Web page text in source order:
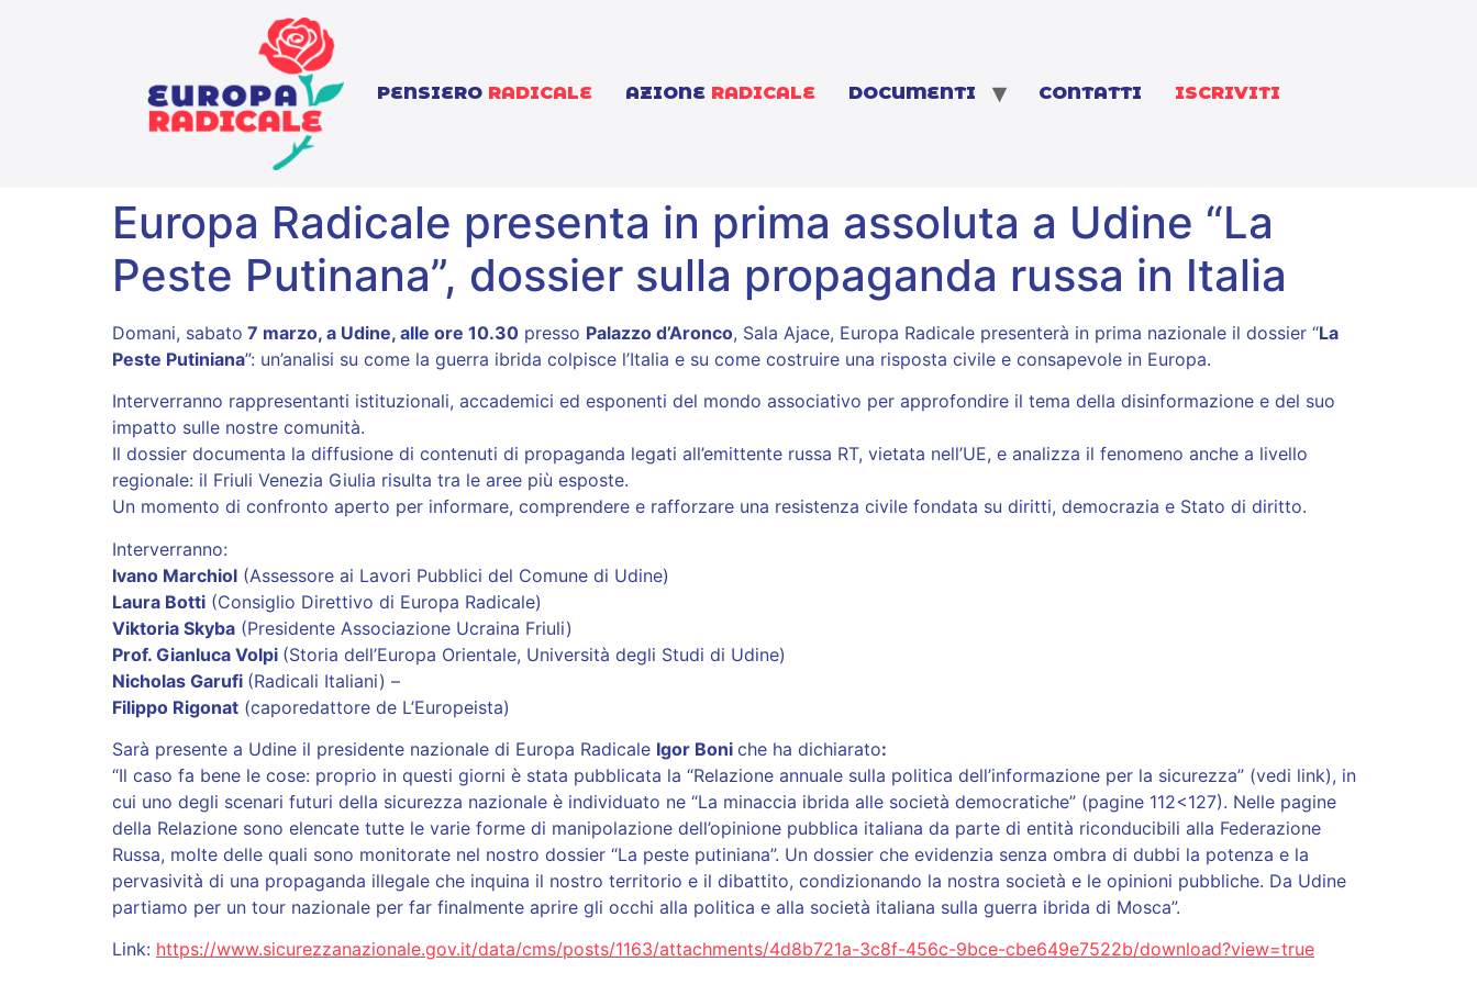
PENSIERO RADICALE AZIONE RADICALE DOCUMENTI CONTATTI ISCRIVITI
Europa Radicale presenta in prima assoluta a Udine “La
Peste Putinana”, dossier sulla propaganda russa in Italia
Domani, sabato 7 marzo, a Udine, alle ore 10.30 presso Palazzo d’Aronco, Sala Ajace, Europa Radicale presenterà in prima nazionale il dossier “La
Peste Putiniana”: un’analisi su come la guerra ibrida colpisce l’Italia e su come costruire una risposta civile e consapevole in Europa.
Interverranno rappresentanti istituzionali, accademici ed esponenti del mondo associativo per approfondire il tema della disinformazione e del suo
impatto sulle nostre comunità.
Il dossier documenta la diffusione di contenuti di propaganda legati all’emittente russa RT, vietata nell’UE, e analizza il fenomeno anche a livello
regionale: il Friuli Venezia Giulia risulta tra le aree più esposte.
Un momento di confronto aperto per informare, comprendere e rafforzare una resistenza civile fondata su diritti, democrazia e Stato di diritto.
Interverranno:
Ivano Marchiol (Assessore ai Lavori Pubblici del Comune di Udine)
Laura Botti (Consiglio Direttivo di Europa Radicale)
Viktoria Skyba (Presidente Associazione Ucraina Friuli)
Prof. Gianluca Volpi (Storia dell’Europa Orientale, Università degli Studi di Udine)
Nicholas Garufi (Radicali Italiani) –
Filippo Rigonat (caporedattore de L’Europeista)
Sarà presente a Udine il presidente nazionale di Europa Radicale Igor Boni che ha dichiarato:
“Il caso fa bene le cose: proprio in questi giorni è stata pubblicata la “Relazione annuale sulla politica dell’informazione per la sicurezza” (vedi link), in
cui uno degli scenari futuri della sicurezza nazionale è individuato ne “La minaccia ibrida alle società democratiche” (pagine 112<127). Nelle pagine
della Relazione sono elencate tutte le varie forme di manipolazione dell’opinione pubblica italiana da parte di entità riconducibili alla Federazione
Russa, molte delle quali sono monitorate nel nostro dossier “La peste putiniana”. Un dossier che evidenzia senza ombra di dubbi la potenza e la
pervasività di una propaganda illegale che inquina il nostro territorio e il dibattito, condizionando la nostra società e le opinioni pubbliche. Da Udine
partiamo per un tour nazionale per far finalmente aprire gli occhi alla politica e alla società italiana sulla guerra ibrida di Mosca”.
Link: https://www.sicurezzanazionale.gov.it/data/cms/posts/1163/attachments/4d8b721a-3c8f-456c-9bce-cbe649e7522b/download?view=true